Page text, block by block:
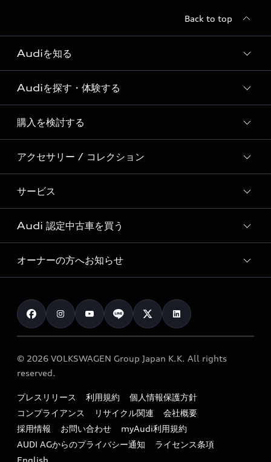
Back to top
Audiを知る
Audi ブランド
Story of Progress
Audi Sport
Formula 1®
デジタルサービス
Audiを探す・体験する
ディーラー検索
新車在庫検索
試乗車・展示車検索
見積り依頼
試乗予約
購入を検討する
モデル一覧
特別仕様モデル / 限定モデル
e-tronラインアップ
価格シミュレーション
車両比較
カタログ一覧
アクセサリー / コレクション
純正アクセサリー
オンラインショップ
Audi collection
アウディナビアプリ
サービス
サービス入庫予約
サービスプログラム
メンテナンス
車検 / 定期点検
e-tronアフターサポート
myAudi
Audi 認定中古車を買う
Audi認定中古車
クオリティ
保証
メンテナンス
ファイナンス
キャンペーン / イベント
買取査定
オーナーの方へお知らせ
お知らせ
オーナー様向けキャンペーン
特定整備適用車一覧
リサイクル法
よくある質問（FAQ）
© 2026 VOLKSWAGEN Group Japan K.K. All rights
reserved.
プレスリリース 利用規約
個人情報保護方針
コンプライアンス
リサイクル関連
会社概要
採用情報
お問い合わせ
myAudi利用規約
AUDI AGからのプライバシー通知
ライセンス条項
English